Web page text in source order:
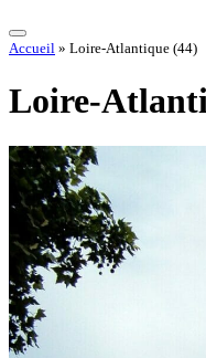
Accueil » Loire-Atlantique (44)
Loire-